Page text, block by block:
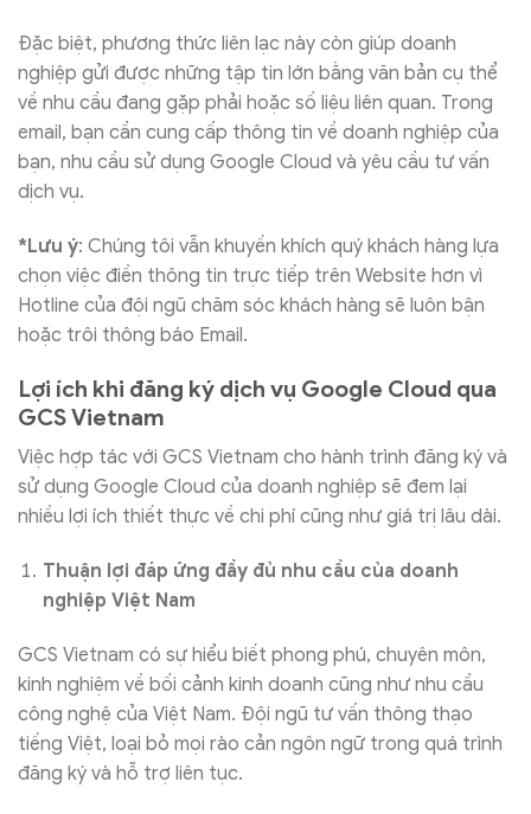
Đặc biệt, phương thức liên lạc này còn giúp doanh
nghiệp gửi được những tập tin lớn bằng văn bản cụ thể
về nhu cầu đang gặp phải hoặc số liệu liên quan. Trong
email, bạn cần cung cấp thông tin về doanh nghiệp của
bạn, nhu cầu sử dụng Google Cloud và yêu cầu tư vấn
dịch vụ.
*Lưu ý: Chúng tôi vẫn khuyến khích quý khách hàng lựa
chọn việc điền thông tin trực tiếp trên Website hơn vì
Hotline của đội ngũ chăm sóc khách hàng sẽ luôn bận
hoặc trôi thông báo Email.
Lợi ích khi đăng ký dịch vụ Google Cloud qua
GCS Vietnam
Việc hợp tác với GCS Vietnam cho hành trình đăng ký và
sử dụng Google Cloud của doanh nghiệp sẽ đem lại
nhiều lợi ích thiết thực về chi phí cũng như giá trị lâu dài.
Thuận lợi đáp ứng đầy đủ nhu cầu của doanh
nghiệp Việt Nam
GCS Vietnam có sự hiểu biết phong phú, chuyên môn,
kinh nghiệm về bối cảnh kinh doanh cũng như nhu cầu
công nghệ của Việt Nam. Đội ngũ tư vấn thông thạo
tiếng Việt, loại bỏ mọi rào cản ngôn ngữ trong quá trình
đăng ký và hỗ trợ liên tục.